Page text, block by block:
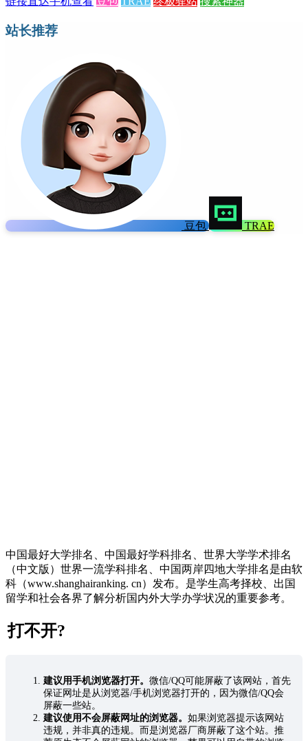
站长推荐
豆包 TRAE
中国最好大学排名、中国最好学科排名、世界大学学术排名
（中文版）世界一流学科排名、中国两岸四地大学排名是由软
科（www.shanghairanking. cn）发布。是学生高考择校、出国
留学和社会各界了解分析国内外大学办学状况的重要参考。
打不开?
建议用手机浏览器打开。 微信/QQ可能屏蔽了该网站，首先
保证网址是从浏览器/手机浏览器打开的，因为微信/QQ会
屏蔽一些站。
建议使用不会屏蔽网址的浏览器。 如果浏览器提示该网站
违规，并非真的违规。而是浏览器厂商屏蔽了这个站。推